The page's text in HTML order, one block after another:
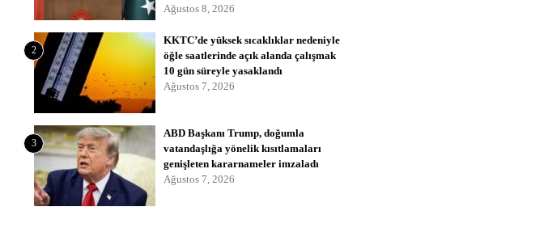
Ağustos 8, 2026
2
KKTC’de yüksek sıcaklıklar nedeniyle
öğle saatlerinde açık alanda çalışmak
10 gün süreyle yasaklandı
Ağustos 7, 2026
3
ABD Başkanı Trump, doğumla
vatandaşlığa yönelik kısıtlamaları
genişleten kararnameler imzaladı
Ağustos 7, 2026